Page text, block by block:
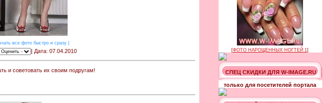
все фото быстро и сразу
| Дата: 07.04.2010
и советовать их своим подругам!
[ФОТО НАРОЩЕННЫХ НОГТЕЙ 1]
СПЕЦ СКИДКИ ДЛЯ W-IMAGE.RU
только для посетителей портала